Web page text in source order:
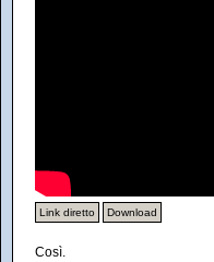
Link diretto Download
Così.